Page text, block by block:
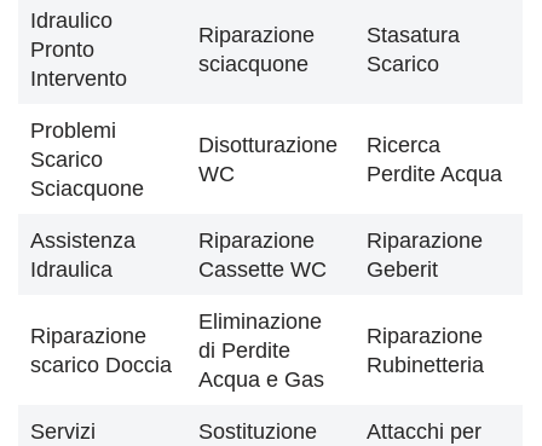
Idraulico
Pronto
Intervento
Riparazione
sciacquone
Stasatura
Scarico
Problemi
Scarico
Sciacquone
Disotturazione
WC
Ricerca
Perdite Acqua
Assistenza
Idraulica
Riparazione
Cassette WC
Riparazione
Geberit
Riparazione
scarico Doccia
Eliminazione
di Perdite
Acqua e Gas
Riparazione
Rubinetteria
Servizi
Sostituzione
Attacchi per